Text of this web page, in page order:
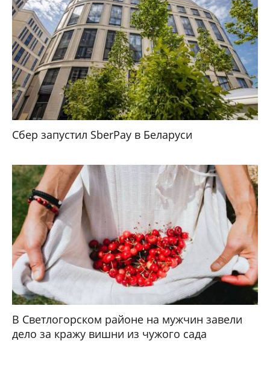
Сбер запустил SberPay в Беларуси
В Светлогорском районе на мужчин завели
дело за кражу вишни из чужого сада